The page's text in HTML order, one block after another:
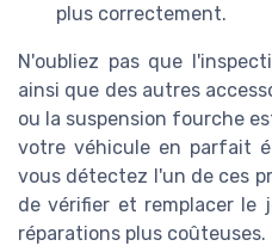
plus correctement.
N'oubliez pas que
ainsi que des autres
ou la suspension fourche
votre véhicule en parfait
vous détectez l'un de ces
de vérifier et remplacer le
réparations plus coûteuses.